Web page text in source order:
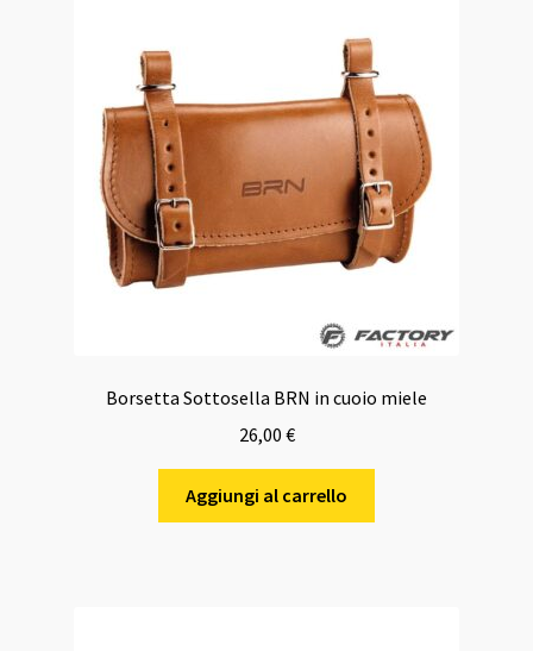
Borsetta Sottosella BRN in cuoio miele
26,00 €
Aggiungi al carrello